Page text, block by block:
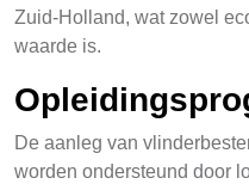
Zuid-Holland, wat zowel
waarde is.
De aanleg van
worden ondersteund door